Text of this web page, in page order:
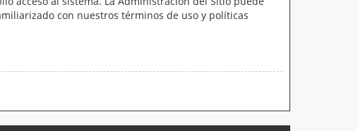
con nuestros términos de uso y políticas